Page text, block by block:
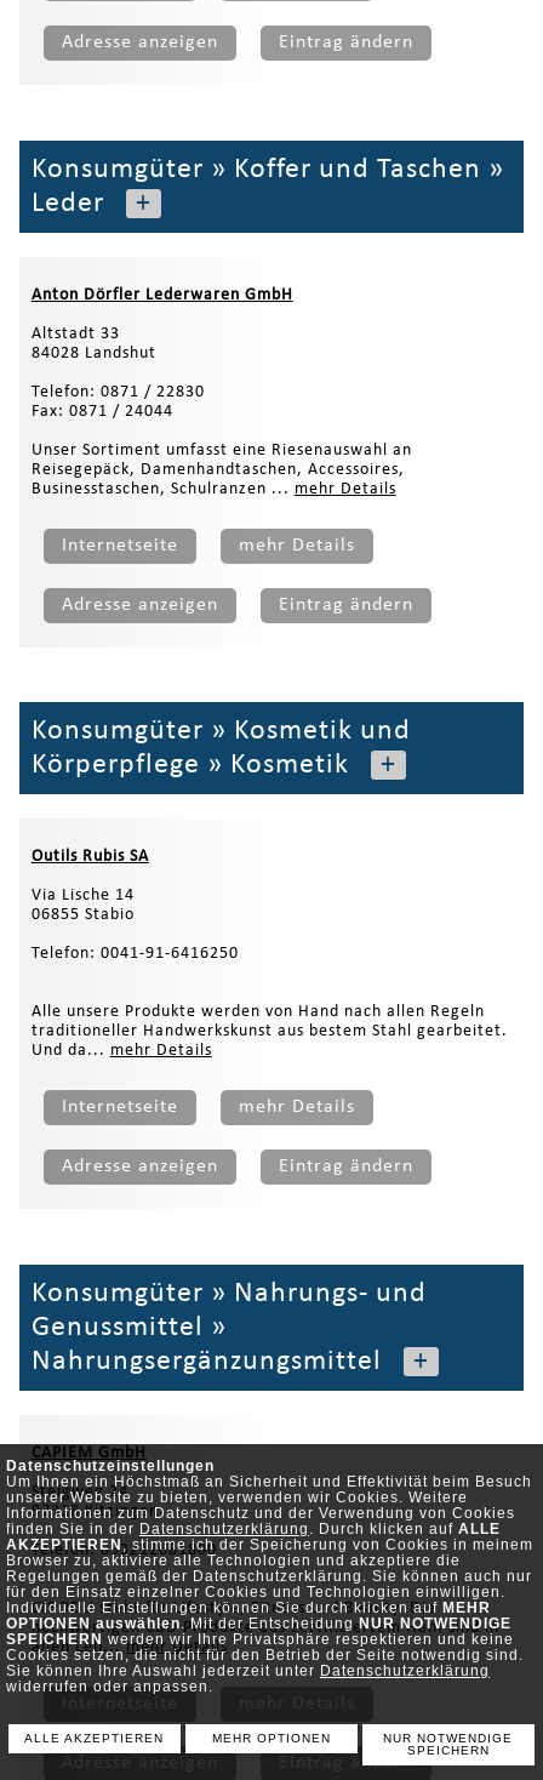
Datenschutzeinstellungen
Um Ihnen ein Höchstmaß an Sicherheit und Effektivität beim Besuch
unserer Website zu bieten, verwenden wir Cookies. Weitere
Informationen zum Datenschutz und der Verwendung von Cookies
finden Sie in der Datenschutzerklärung . Durch klicken auf ALLE
AKZEPTIEREN, stimme ich der Speicherung von Cookies in meinem
Browser zu, aktiviere alle Technologien und akzeptiere die
Regelungen gemäß der Datenschutzerklärung. Sie können auch nur
für den Einsatz einzelner Cookies und Technologien einwilligen.
Individuelle Einstellungen können Sie durch klicken auf MEHR
OPTIONEN auswählen. Mit der EntscheidungNUR NOTWENDIGE
SPEICHERN werden wir Ihre Privatsphäre respektieren und keine
Cookies setzen, die nicht für den Betrieb der Seite notwendig sind.
Sie können Ihre Auswahl jederzeit unter Datenschutzerklärung
widerrufen oder anpassen.
ALLE AKZEPTIEREN MEHR OPTIONEN
NUR NOTWENDIGE
SPEICHERN
Adresse anzeigen Eintrag ändern
Konsumgüter » Koffer und Taschen »
Leder
+
Anton Dörfler Lederwaren GmbH
Altstadt 33
84028 Landshut
Telefon: 0871 / 22830
Fax: 0871 / 24044
Unser Sortiment umfasst eine Riesenauswahl an
Reisegepäck, Damenhandtaschen, Accessoires,
Businesstaschen, Schulranzen ... mehr Details
Internetseite mehr Details
Adresse anzeigen Eintrag ändern
Konsumgüter » Kosmetik und
Körperpflege » Kosmetik +
Outils Rubis SA
Via Lische 14
06855 Stabio
Telefon: 0041-91-6416250
Alle unsere Produkte werden von Hand nach allen Regeln
traditioneller Handwerkskunst aus bestem Stahl gearbeitet.
Und da... mehr Details
Internetseite mehr Details
Adresse anzeigen Eintrag ändern
Konsumgüter » Nahrungs- und
Genussmittel »
Nahrungsergänzungsmittel
+
CAPIEM GmbH
Steigweg 24
97318 Kitzingen
Telefon: 093212681800
CIBODU steht für Lifestyle, Fitness und Beauty. Die
hochwertigen CBD Produkte aus zertifiziertem Hanf sind in
allen Leb...mehr Details
Eintrag ändern